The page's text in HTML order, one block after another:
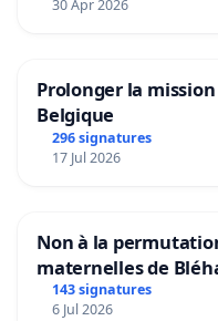
30 Apr 2026
Prolonger la
Belgique
296 signatures
17 Jul 2026
Non à la
maternelles de
Préservons la
143 signatures
6 Jul 2026